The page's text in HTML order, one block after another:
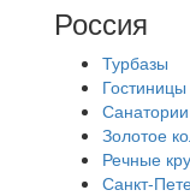
Россия
Турбазы
Гостиницы
Санатории
Золотое
Речные
Санкт-